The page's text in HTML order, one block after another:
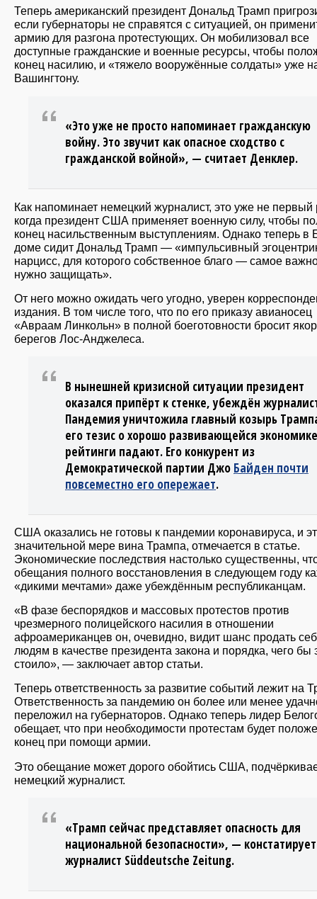
Теперь американский президент Дональд Трамп
если губернаторы не справятся с ситуацией, он
армию для разгона протестующих. Он мобилизовал все
доступные гражданские и военные ресурсы, чтобы
конец насилию, и «тяжело вооружённые солдаты» уже
Вашингтону.
«Это уже не просто напоминает гражданскую
войну. Это звучит как опасное сходство с
гражданской войной», — считает Денклер.
Как напоминает немецкий журналист, это уже не первый
когда президент США применяет военную силу, чтобы
конец насильственным выступлениям. Однако теперь в
доме сидит Дональд Трамп — «импульсивный
нарцисс, для которого собственное благо — самое
нужно защищать».
От него можно ожидать чего угодно, уверен
издания. В том числе того, что по его приказу авианосец
«Авраам Линкольн» в полной боеготовности бросит
берегов Лос-Анджелеса.
В нынешней кризисной ситуации президент
оказался припёрт к стенке, убеждён
Пандемия уничтожила главный козырь
его тезис о хорошо развивающейся
рейтинги падают. Его конкурент из
Демократической партии Джо Байден почти
повсеместно его опережает.
США оказались не готовы к пандемии коронавируса, и
значительной мере вина Трампа, отмечается в статье.
Экономические последствия настолько существенны,
обещания полного восстановления в следующем году
«дикими мечтами» даже убеждённым республиканцам.
«В фазе беспорядков и массовых протестов против
чрезмерного полицейского насилия в отношении
афроамериканцев он, очевидно, видит шанс продать
людям в качестве президента закона и порядка, чего бы
стоило», — заключает автор статьи.
Теперь ответственность за развитие событий лежит на
Ответственность за пандемию он более или менее
переложил на губернаторов. Однако теперь лидер
обещает, что при необходимости протестам будет
конец при помощи армии.
Это обещание может дорого обойтись США,
немецкий журналист.
«Трамп сейчас представляет опасность для
национальной безопасности», — констатирует
журналист Süddeutsche Zeitung.